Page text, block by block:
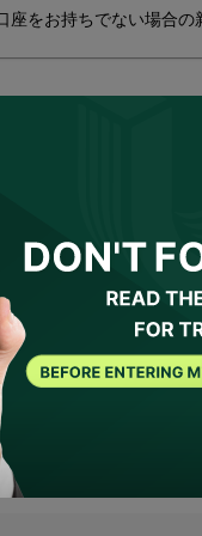
座をお持ちでない場合の
た： 利用規約 および プ
、または私に代わって
ある場合、UTSPAYは
送信